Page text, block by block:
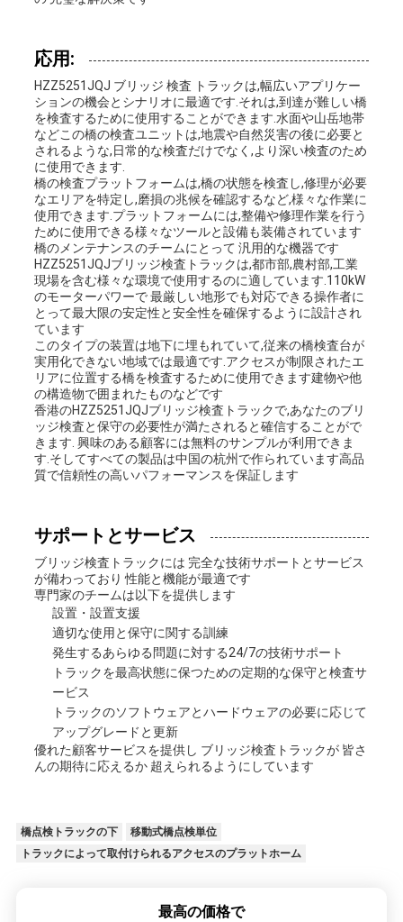
要
求
し
な
さ
い
応用:
HZZ5251JQJ ブリッジ 検査 トラックは,幅広いアプリケー
ションの機会とシナリオに最適です.それは,到達が難しい橋
を検査するために使用することができます.水面や山岳地帯
などこの橋の検査ユニットは,地震や自然災害の後に必要と
されるような,日常的な検査だけでなく,より深い検査のため
に使用できます.
橋の検査プラットフォームは,橋の状態を検査し,修理が必要
なエリアを特定し,磨損の兆候を確認するなど,様々な作業に
使用できます.プラットフォームには,整備や修理作業を行う
ために使用できる様々なツールと設備も装備されています
橋のメンテナンスのチームにとって 汎用的な機器です
HZZ5251JQJブリッジ検査トラックは,都市部,農村部,工業
現場を含む様々な環境で使用するのに適しています.110kW
のモーターパワーで 最厳しい地形でも対応できる操作者に
とって最大限の安定性と安全性を確保するように設計され
ています
このタイプの装置は地下に埋もれていて,従来の橋検査台が
実用化できない地域では最適です.アクセスが制限されたエ
リアに位置する橋を検査するために使用できます建物や他
の構造物で囲まれたものなどです
香港のHZZ5251JQJブリッジ検査トラックで,あなたのブリ
ッジ検査と保守の必要性が満たされると確信することがで
きます. 興味のある顧客には無料のサンプルが利用できま
す.そしてすべての製品は中国の杭州で作られています高品
質で信頼性の高いパフォーマンスを保証します
サポートとサービス
ブリッジ検査トラックには 完全な技術サポートとサービス
が備わっており 性能と機能が最適です
専門家のチームは以下を提供します
設置・設置支援
適切な使用と保守に関する訓練
発生するあらゆる問題に対する24/7の技術サポート
トラックを最高状態に保つための定期的な保守と検査サ
ービス
トラックのソフトウェアとハードウェアの必要に応じて
アップグレードと更新
優れた顧客サービスを提供し ブリッジ検査トラックが 皆さ
んの期待に応えるか 超えられるようにしています
橋点検トラックの下
移動式橋点検単位
トラックによって取付けられるアクセスのプラットホーム
最高の価格で